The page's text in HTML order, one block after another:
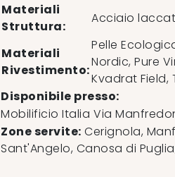
Materiali
Struttura:
Acciaio
Materiali
Rivestimento:
Pelle
Nordic, Pure
Kvadrat Field,
Disponibile presso:
Mobilificio Italia Via
Zone servite: Cerignola,
Sant'Angelo, Canosa di